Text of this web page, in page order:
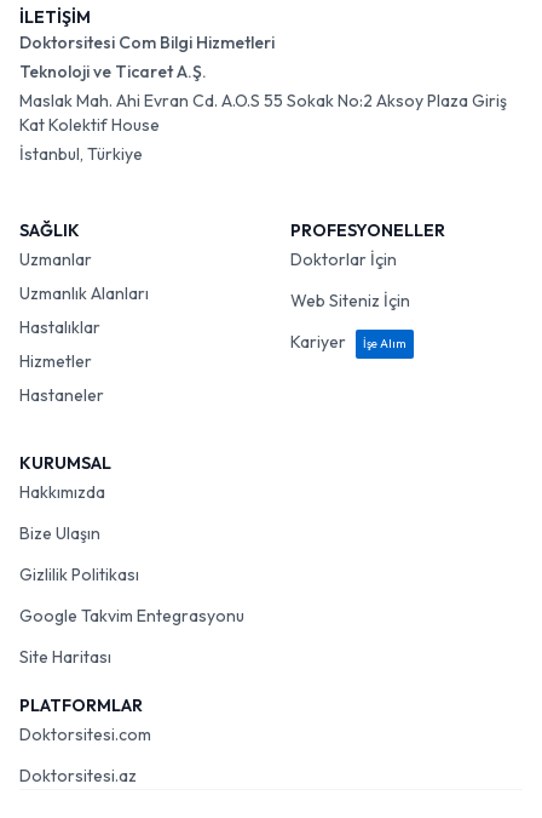
İLETİŞİM
Doktorsitesi Com Bilgi Hizmetleri
Teknoloji ve Ticaret A.Ş.
Maslak Mah. Ahi Evran Cd. A.O.S 55 Sokak No:2 Aksoy Plaza Giriş
Kat Kolektif House
İstanbul, Türkiye
SAĞLIK
Uzmanlar
Uzmanlık Alanları
Hastalıklar
Hizmetler
Hastaneler
PROFESYONELLER
Doktorlar İçin
Web Siteniz İçin
Kariyer
İşe Alım
KURUMSAL
Hakkımızda
Bize Ulaşın
Gizlilik Politikası
Google Takvim Entegrasyonu
Site Haritası
PLATFORMLAR
Doktorsitesi.com
Doktorsitesi.az